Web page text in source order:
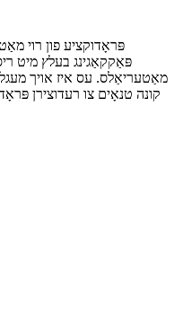
פּראָדוקציע פון ​​רוי
פּאַקקאַגינג בעלץ מיט
מאַטעריאַלס. עס איז אויך
קונה טנאָים צו רעדוצירן